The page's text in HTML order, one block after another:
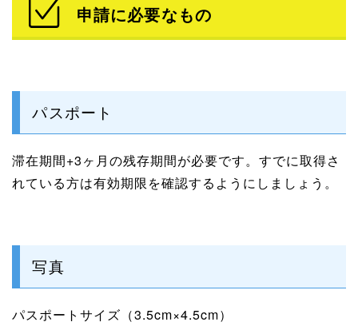
申請に必要なもの
パスポート
滞在期間+3ヶ月の残存期間が必要です。すでに取得さ
れている方は有効期限を確認するようにしましょう。
写真
パスポートサイズ（3.5cm×4.5cm）